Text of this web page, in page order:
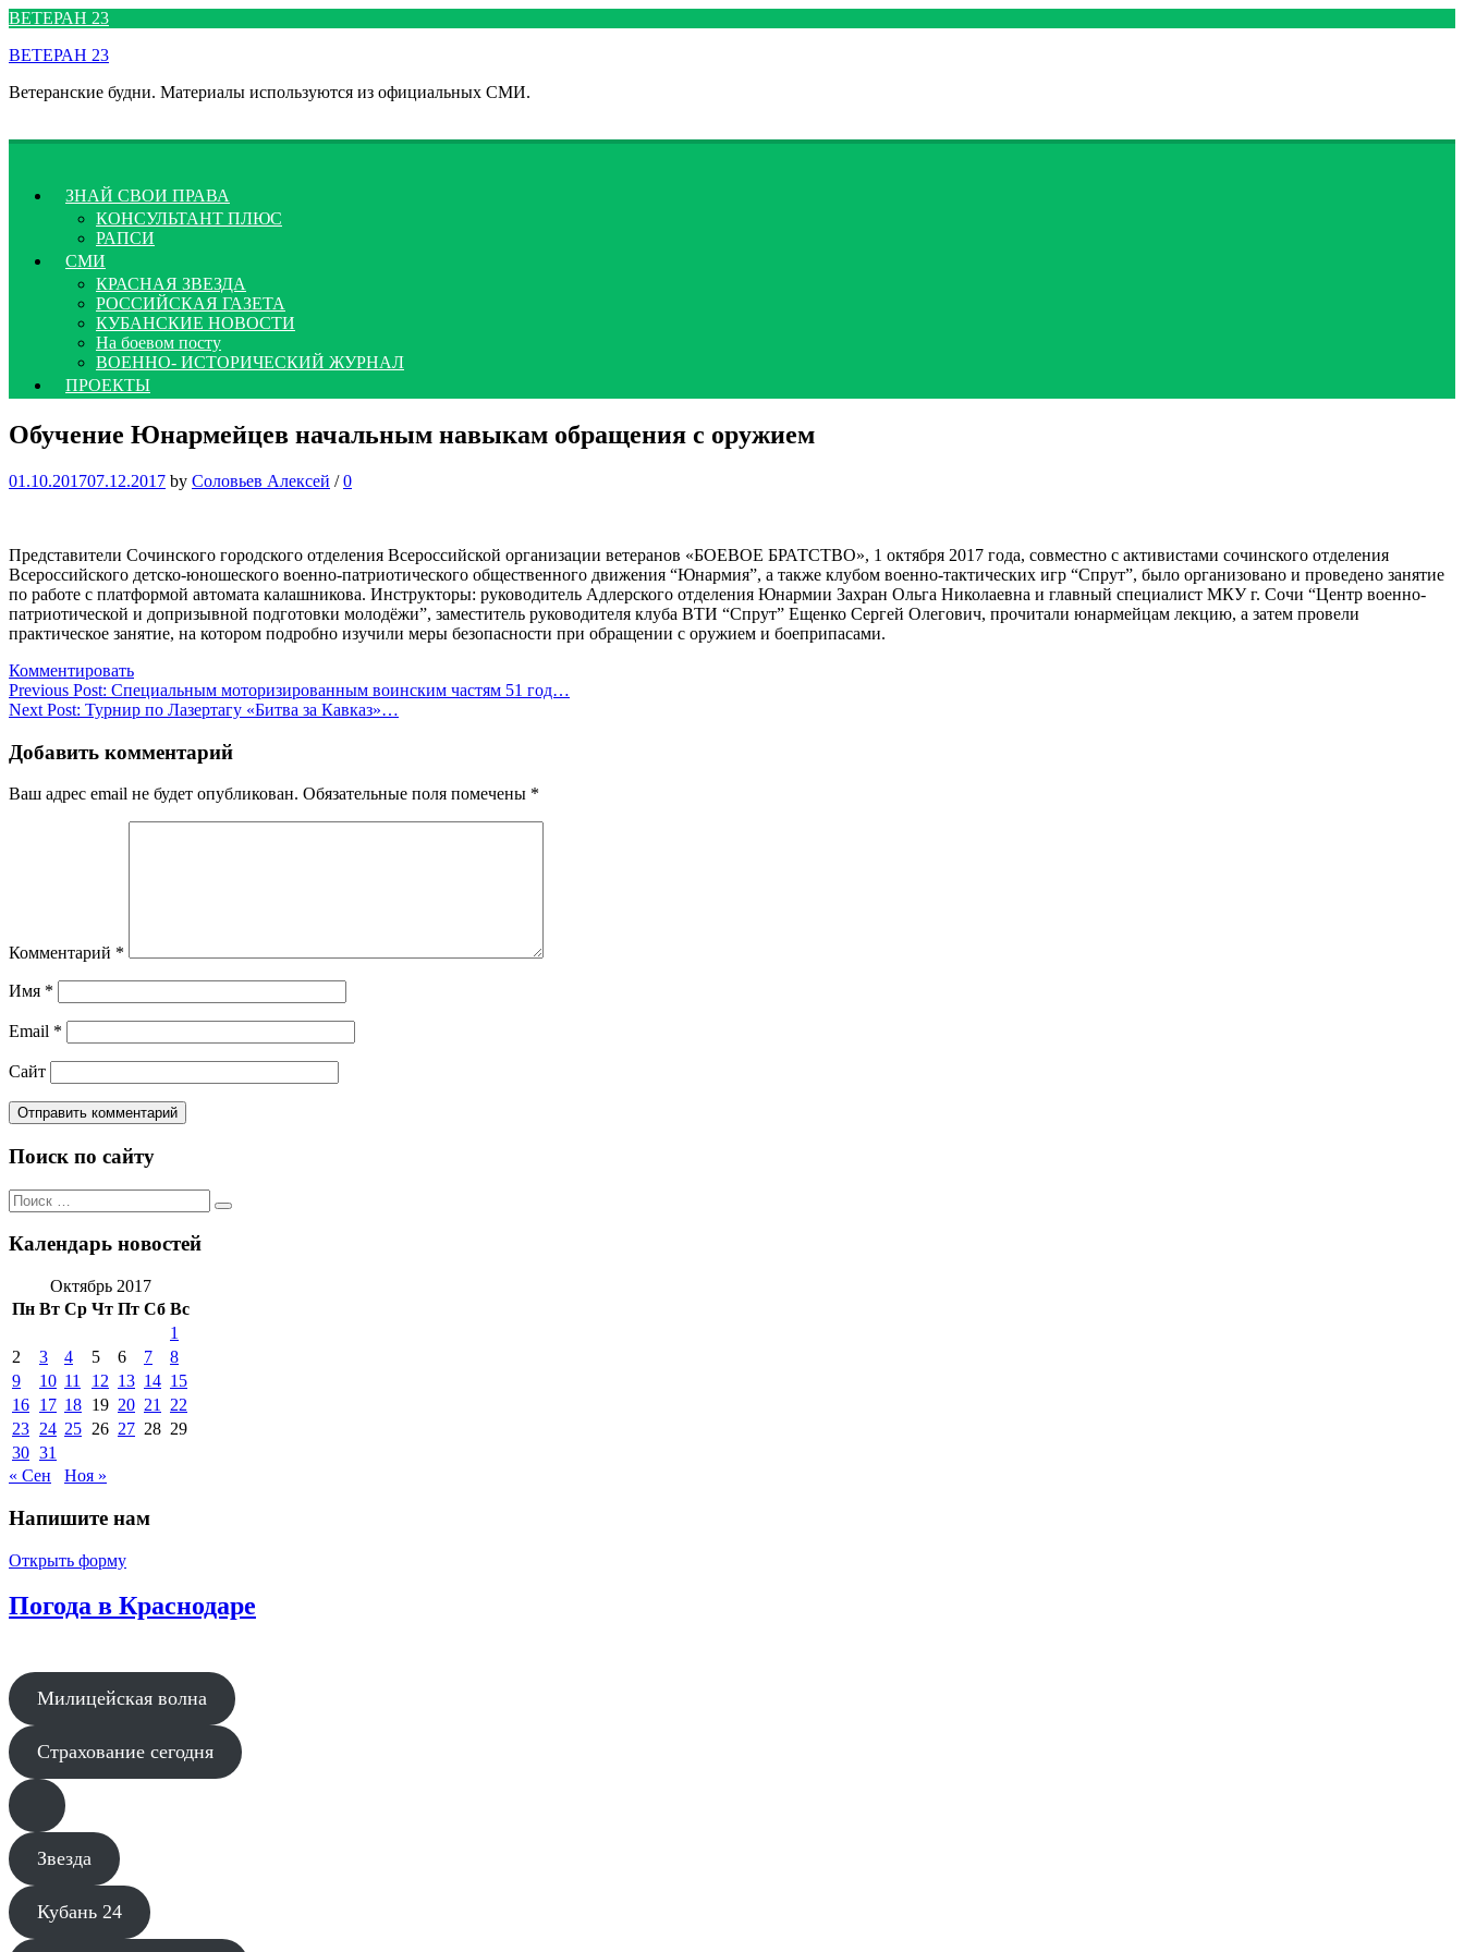
Перейти
содержимому
ВЕТЕРАН 23
ВЕТЕРАН 23
Ветеранские будни. Материалы используются из официальных СМИ.
ЗНАЙ СВОИ ПРАВА
КОНСУЛЬТАНТ ПЛЮС
РАПСИ
СМИ
КРАСНАЯ ЗВЕЗДА
РОССИЙСКАЯ ГАЗЕТА
КУБАНСКИЕ НОВОСТИ
На боевом посту
ВОЕННО- ИСТОРИЧЕСКИЙ ЖУРНАЛ
ПРОЕКТЫ
Обучение Юнармейцев начальным навыкам обращения с оружием
01.10.201707.12.2017 by Соловьев Алексей / 0
Представители Сочинского городского отделения Всероссийской организации ветеранов «БОЕВОЕ БРАТСТВО», 1 октября 2017 года, совместно с активистами сочинского отделения
Всероссийского детско-юношеского военно-патриотического общественного движения “Юнармия”, а также клубом военно-тактических игр “Спрут”, было организовано и проведено занятие
по работе с платформой автомата калашникова. Инструкторы: руководитель Адлерского отделения Юнармии Захран Ольга Николаевна и главный специалист МКУ г. Сочи “Центр военно-
патриотической и допризывной подготовки молодёжи”, заместитель руководителя клуба ВТИ “Спрут” Ещенко Сергей Олегович, прочитали юнармейцам лекцию, а затем провели
практическое занятие, на котором подробно изучили меры безопасности при обращении с оружием и боеприпасами.
Комментировать
Навигация
по
записям
Previous Post: Специальным моторизированным воинским частям 51 год…
Next Post: Турнир по Лазертагу «Битва за Кавказ»…
Добавить комментарий
Ваш адрес email не будет опубликован. Обязательные поля помечены *
Комментарий *
Имя *
Email *
Сайт
Поиск по сайту
Поиск
по:
Поиск
Календарь новостей
Октябрь 2017
Пн Вт Ср Чт Пт Сб Вс
1
2
3 4 5 6 7
8
9
10 11 12 13 14 15
16 17 18 19 20 21
22
23 24 25 26 27 28 29
30 31
« Сен
Ноя »
Напишите нам
Открыть форму
Погода в Краснодаре
Милицейская волна
Страхование сегодня
Звезда
Кубань 24